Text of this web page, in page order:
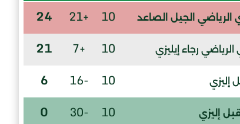
الرياضي الجيل الصاعد 10
+21
24
الرياضي رجاء إيليزي 10
+7
21
إليزي 10
-16
6
إليزي 10
-30
0